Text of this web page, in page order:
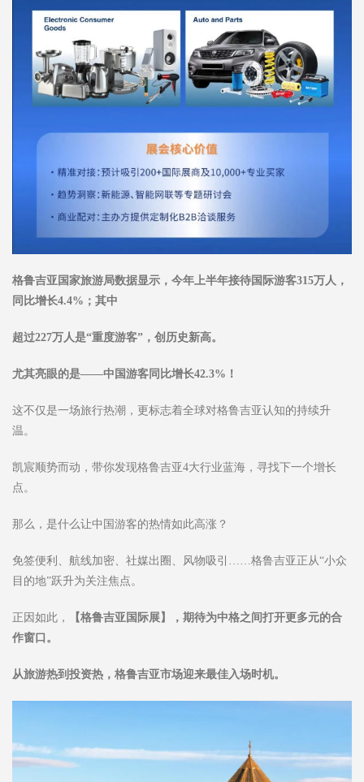
格鲁吉亚国家旅游局数据显示，今年上半年接待国际游客315万人，
同比增长4.4%；其中
超过227万人是“重度游客”，创历史新高。
尤其亮眼的是——中国游客同比增长42.3%！
这不仅是一场旅行热潮，更标志着全球对格鲁吉亚认知的持续升
温。
凯宸顺势而动，带你发现格鲁吉亚4大行业蓝海，寻找下一个增长
点。
那么，是什么让中国游客的热情如此高涨？
免签便利、航线加密、社媒出圈、风物吸引……格鲁吉亚正从“小众
目的地”跃升为关注焦点。
正因如此，
【格鲁吉亚国际展】，期待为中格之间打开更多元的合
作窗口。
从旅游热到投资热，格鲁吉亚市场迎来最佳入场时机。